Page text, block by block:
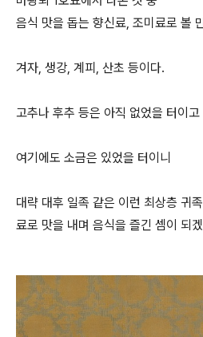
음식 맛을 돕는 향신료, 조미료로 볼
겨자, 생강, 계피, 산초 등이다.
고추나 후추 등은 아직 없었을 터이고
여기에도 소금은 있었을 터이니
대략 대후 일족 같은 이런 최상층 귀
료로 맛을 내며 음식을 즐긴 셈이 되